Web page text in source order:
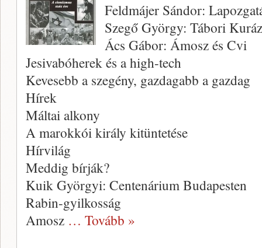
Feldmájer Sándor:
Szegő György: Tábori
Ács Gábor: Ámosz és Cvi
Jesivabóherek és a high-tech
Kevesebb a szegény, gazdagabb a gazdag
Hírek
Máltai alkony
A marokkói király kitüntetése
Hírvilág
Meddig bírják?
Kuik Györgyi: Centenárium Budapesten
Rabin-gyilkosság
Amosz … Tovább »